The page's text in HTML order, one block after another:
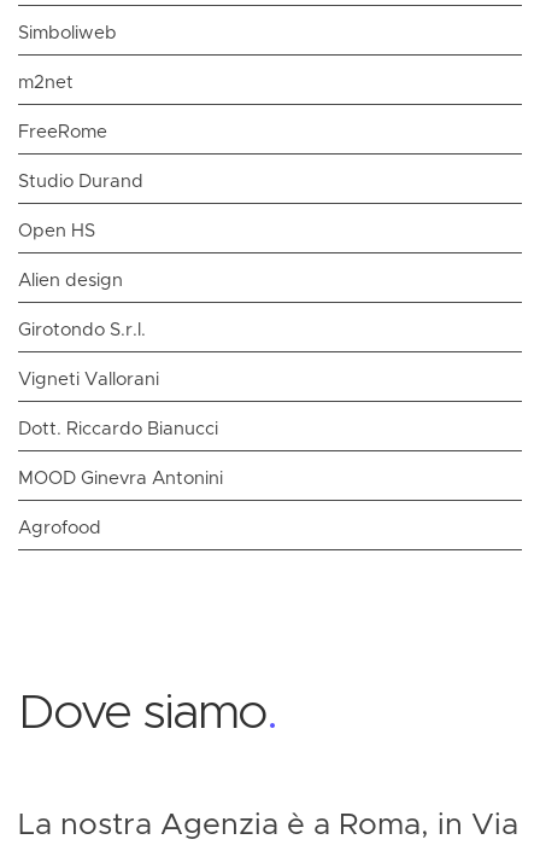
Simboliweb
m2net
FreeRome
Studio Durand
Open HS
Alien design
Girotondo S.r.l.
Vigneti Vallorani
Dott. Riccardo Bianucci
MOOD Ginevra Antonini
Agrofood
Dove siamo.
La nostra Agenzia è a Roma, in Via